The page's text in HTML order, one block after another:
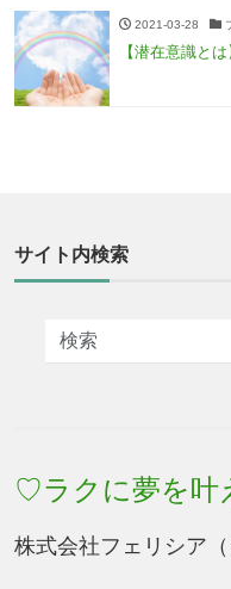
2021-03-28
【潜在意識と
サイト内検索
♡ラクに夢を叶
株式会社フェリシア（